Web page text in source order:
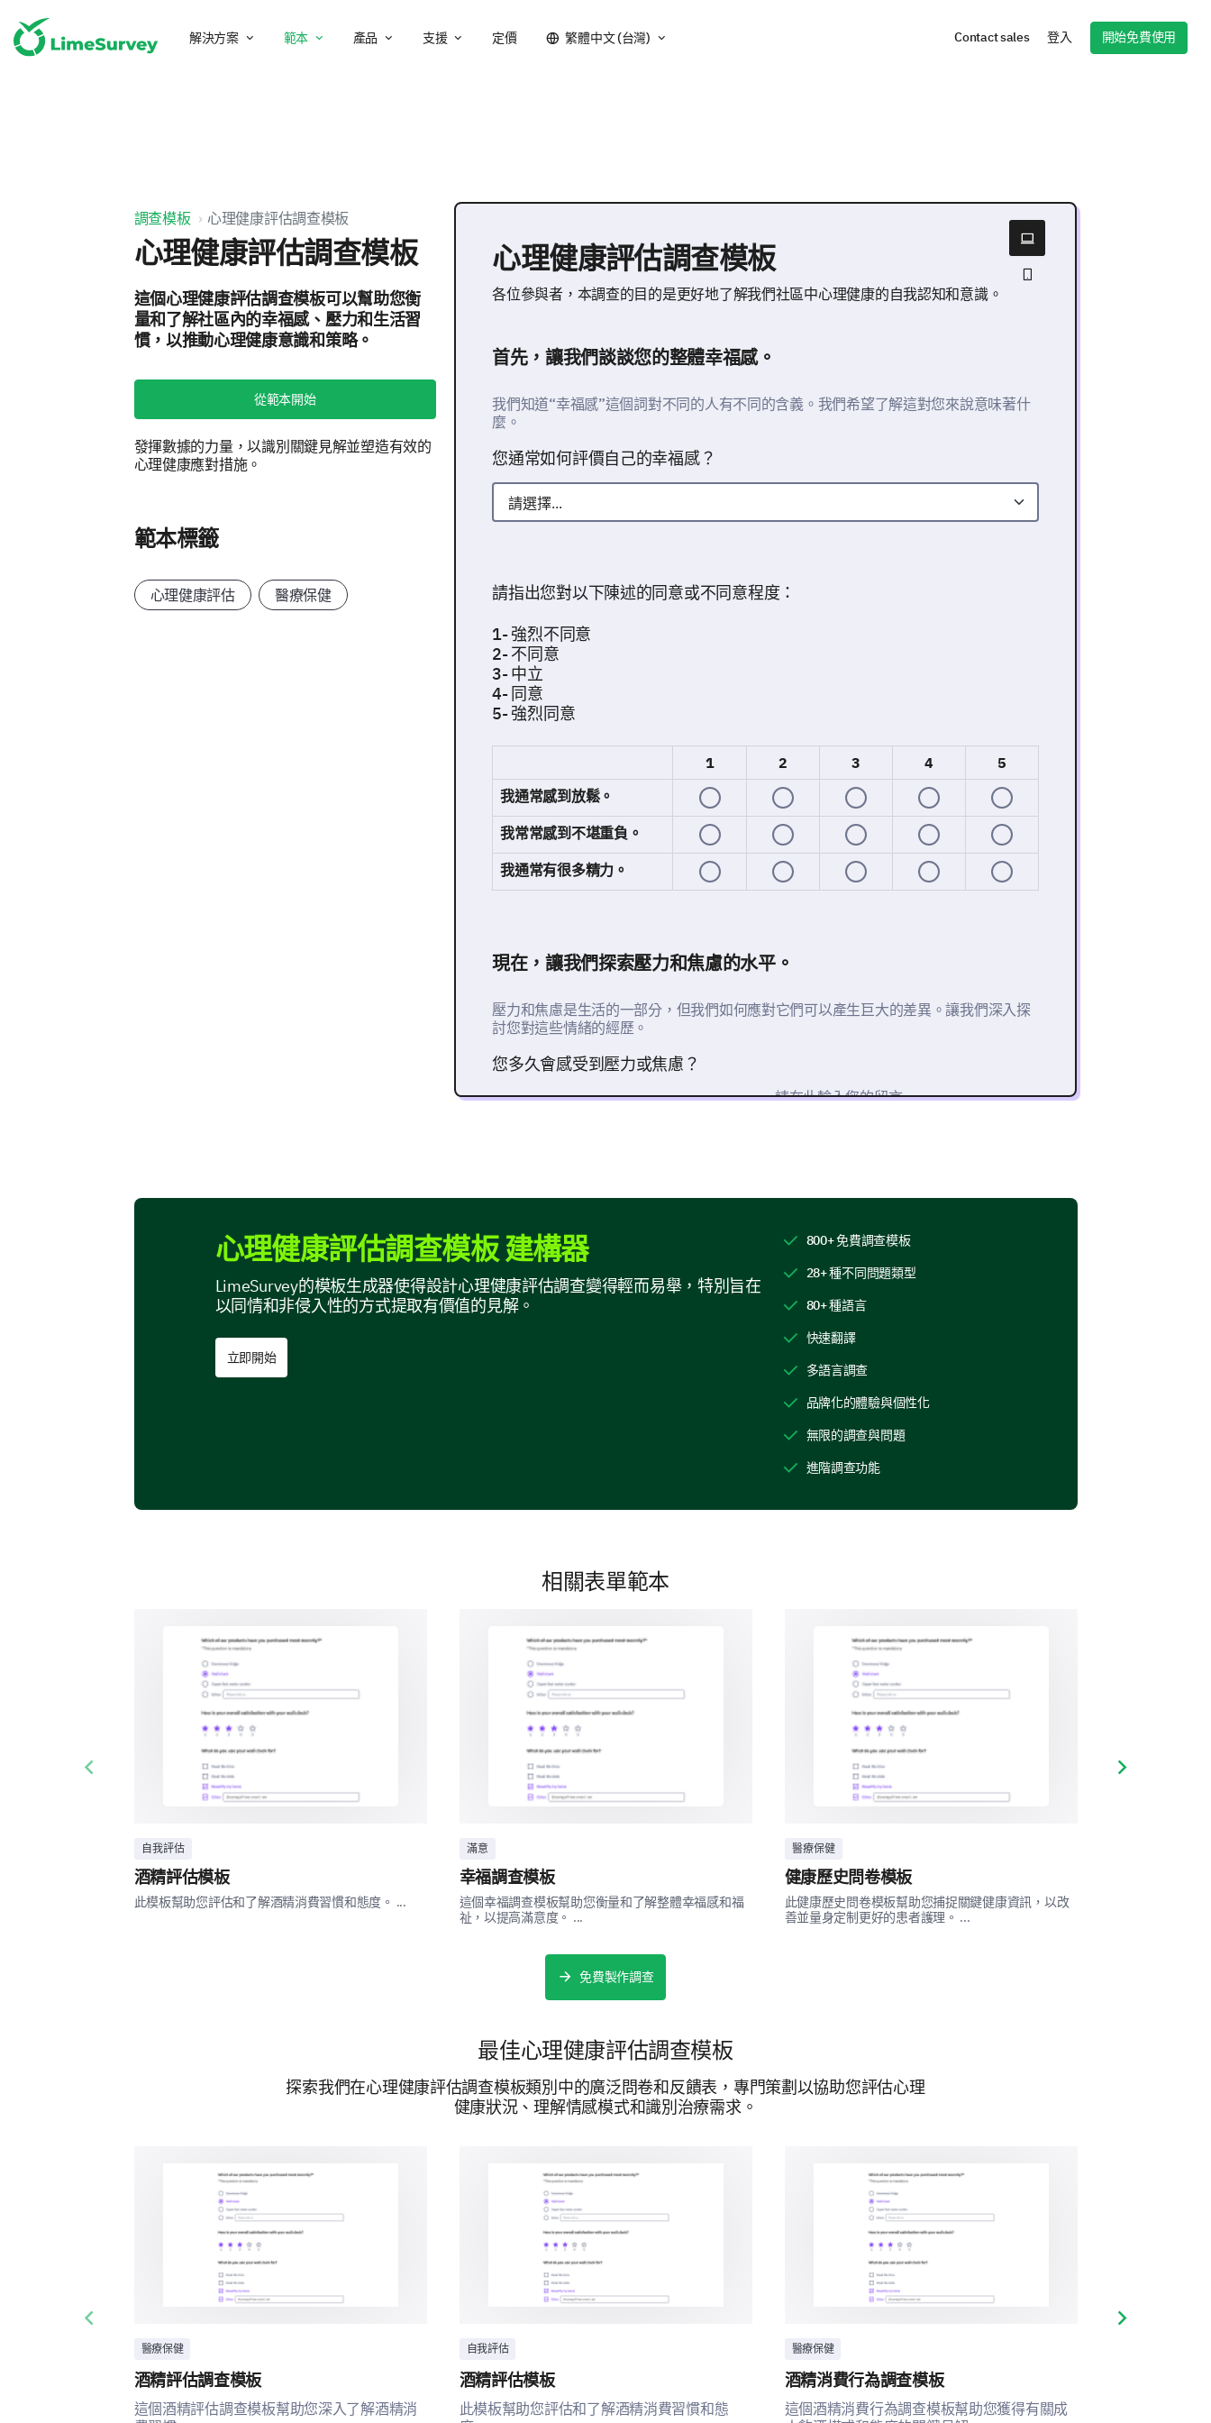
解決方案 範本 產品 支援 定價 繁體中文 (台灣) Contact sales 登入 開始免費使用
調查模板 心理健康評估調查模板
心理健康評估調查模板
這個心理健康評估調查模板可以幫助您衡
量和了解社區內的幸福感、壓力和生活習
慣，以推動心理健康意識和策略。
從範本開始
發揮數據的力量，以識別關鍵見解並塑造有效的
心理健康應對措施。
範本標籤
心理健康評估 醫療保健
心理健康評估調查模板
各位參與者，本調查的目的是更好地了解我們社區中心理健康的自我認知和意識。
首先，讓我們談談您的整體幸福感。
我們知道“幸福感”這個詞對不同的人有不同的含義。我們希望了解這對您來說意味著什
麼。
您通常如何評價自己的幸福感？
請指出您對以下陳述的同意或不同意程度：
1- 強烈不同意
2- 不同意
3- 中立
4- 同意
5- 強烈同意
1 2 3 4
5
我通常感到放鬆。
我常常感到不堪重負。
我通常有很多精力。
現在，讓我們探索壓力和焦慮的水平。
壓力和焦慮是生活的一部分，但我們如何應對它們可以產生巨大的差異。讓我們深入探
討您對這些情緒的經歷。
您多久會感受到壓力或焦慮？
每日 請在此輸入您的留言:
讓我們考慮一些可能觸發您壓力或焦慮的特定情況。請對每個陳述回應是、否
或不確定。
是
以下哪些是您經常融入日常生活中以管理壓力水平的？（選擇所有適用的選
定期運動
冥想或練習正念
提供技術支持
心理健康評估調查模板 建構器
LimeSurvey的模板生成器使得設計心理健康評估調查變得輕而易舉，特別旨在
以同情和非侵入性的方式提取有價值的見解。
立即開始
800+ 免費調查模板
28+ 種不同問題類型
80+ 種語言
快速翻譯
多語言調查
品牌化的體驗與個性化
無限的調查與問題
進階調查功能
相關表單範本
自我評估
酒精評估模板
此模板幫助您評估和了解酒精消費習慣和態度。 ...
滿意
幸福調查模板
這個幸福調查模板幫助您衡量和了解整體幸福感和福
祉，以提高滿意度。 ...
醫療保健
健康歷史問卷模板
此健康歷史問卷模板幫助您捕捉關鍵健康資訊，以改
善並量身定制更好的患者護理。 ...
Previous slide Next slide
免費製作調查
最佳心理健康評估調查模板
探索我們在心理健康評估調查模板類別中的廣泛問卷和反饋表，專門策劃以協助您評估心理
健康狀況、理解情感模式和識別治療需求。
醫療保健
酒精評估調查模板
這個酒精評估調查模板幫助您深入了解酒精消
自我評估
酒精評估模板
此模板幫助您評估和了解酒精消費習慣和態
醫療保健
酒精消費行為調查模板
這個酒精消費行為調查模板幫助您獲得有關成
Previous slide Next slide